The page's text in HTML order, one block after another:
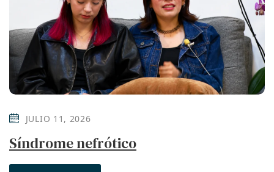
JULIO 11, 2026
Síndrome nefrótico